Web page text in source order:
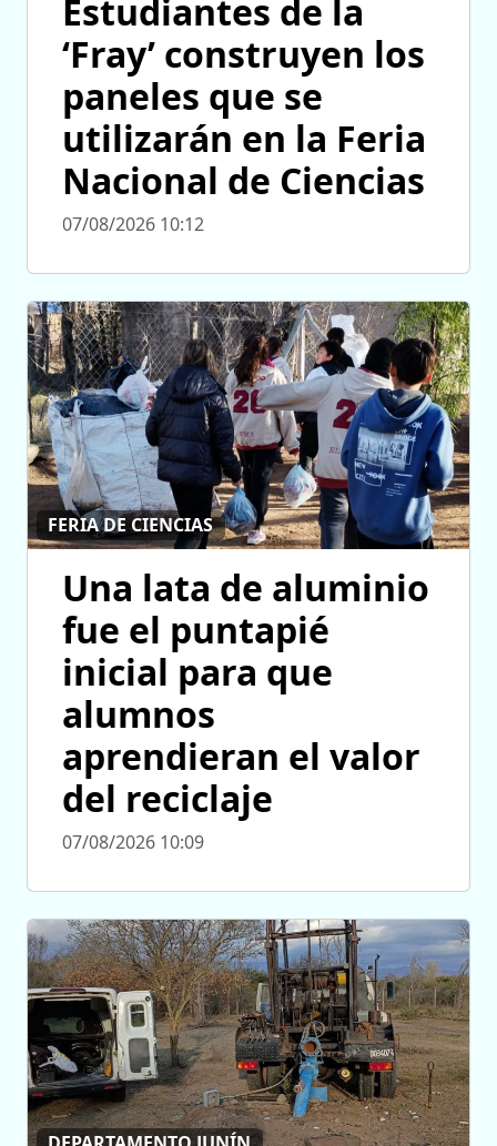
Estudiantes de la
‘Fray’ construyen los
paneles que se
utilizarán en la Feria
Nacional de Ciencias
07/08/2026 10:12
FERIA DE CIENCIAS
Una lata de aluminio
fue el puntapié
inicial para que
alumnos
aprendieran el valor
del reciclaje
07/08/2026 10:09